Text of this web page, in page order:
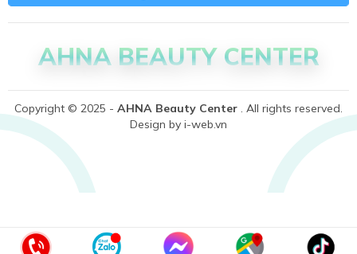
AHNA BEAUTY CENTER
Copyright © 2025 - AHNA Beauty Center . All rights reserved.
Design by i-web.vn